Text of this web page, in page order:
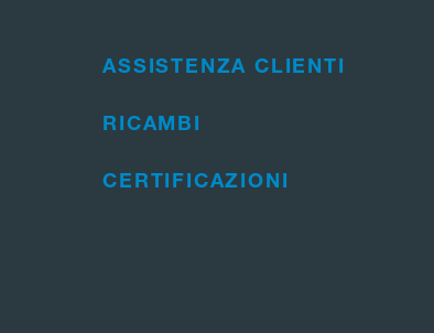
ASSISTENZA CLIENTI
RICAMBI
CERTIFICAZIONI